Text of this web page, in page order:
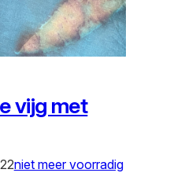
vijg met
niet meer voorradig